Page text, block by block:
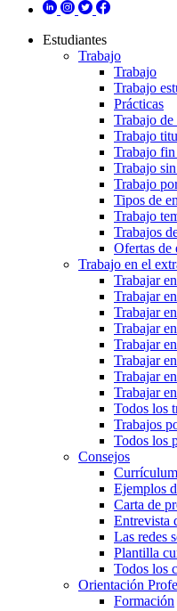
Estudiantes
Trabajo
Trabajo
Trabajo
Prácticas
Trabajo de
Trabajo
Trabajo fin
Trabajo
Trabajo
Tipos de
Trabajo
Trabajos
Ofertas de
Trabajo en el
Trabajar
Trabajar
Trabajar
Trabajar
Trabajar
Trabajar
Trabajar
Trabajar
Todos los
Trabajos
Todos los
Consejos
Ejemplos
Carta de
Entrevista
Las redes
Plantilla
Todos los
Orientación
Formación